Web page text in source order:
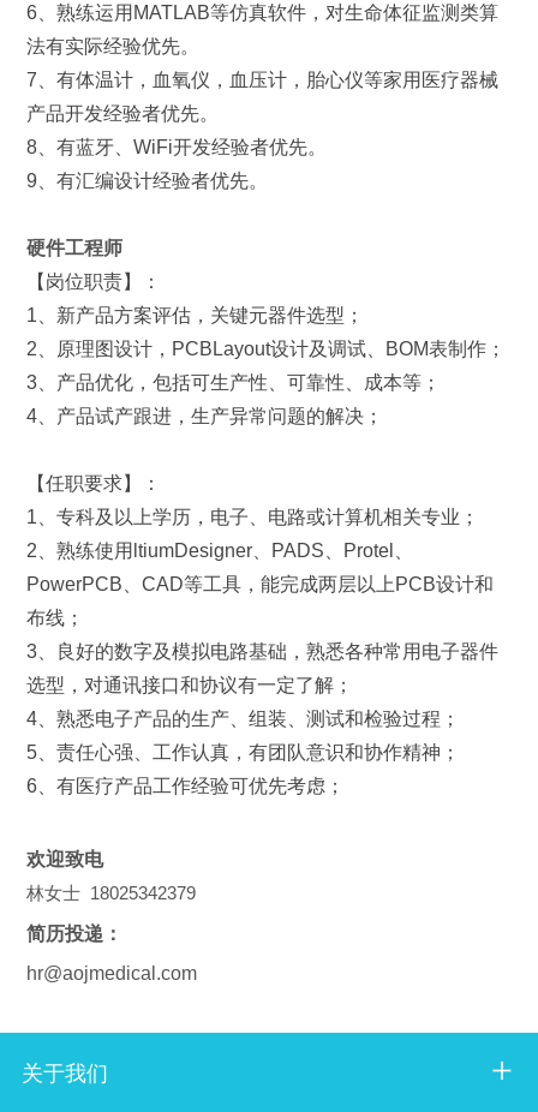
6、熟练运用MATLAB等仿真软件，对生命体征监测类算
法有实际经验优先。
7、有体温计，血氧仪，血压计，胎心仪等家用医疗器械
产品开发经验者优先。
8、有蓝牙、WiFi开发经验者优先。
9、有汇编设计经验者优先。
硬件工程师
【岗位职责】：
1、新产品方案评估，关键元器件选型；
2 、原理图设计， PCBLayout设计及调试、 BOM表制作；
3 、产品优化，包括可生产性、可靠性、成本等；
4 、产品试产跟进，生产异常问题的解决；
【任职要求】：
1 、专科及以上学历，电子、电路或计算机相关专业；
2 、熟练使用 ltiumDesigner PADS Protel
PowerPCB 、CAD等工具，能完成两层以上 PCB设计和
布线；
3 、良好的数字及模拟电路基础，熟悉各种常用电子器件
选型，对通讯接口和协议有一定了解；
4 、熟悉电子产品的生产、组装、测试和检验过程；
5 、责任心强、工作认真，有团队意识和协作精神；
6 、有医疗产品工作经验可优先考虑；
欢迎致电
林女士 18025342379
简历投递：
hr@aojmedical.com
关于我们